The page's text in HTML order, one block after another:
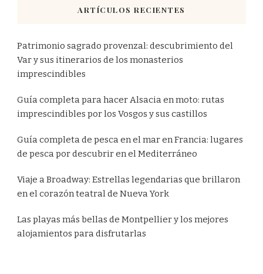
ARTÍCULOS RECIENTES
Patrimonio sagrado provenzal: descubrimiento del
Var y sus itinerarios de los monasterios
imprescindibles
Guía completa para hacer Alsacia en moto: rutas
imprescindibles por los Vosgos y sus castillos
Guía completa de pesca en el mar en Francia: lugares
de pesca por descubrir en el Mediterráneo
Viaje a Broadway: Estrellas legendarias que brillaron
en el corazón teatral de Nueva York
Las playas más bellas de Montpellier y los mejores
alojamientos para disfrutarlas